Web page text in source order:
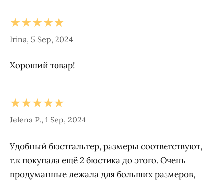
★★★★★
Irina, 5 Sep, 2024
Хороший товар!
★★★★★
Jelena P., 1 Sep, 2024
Удобный бюстгальтер, размеры соответствуют,
т.к покупала ещё 2 бюстика до этого. Очень
продуманные лежала для больших размеров,